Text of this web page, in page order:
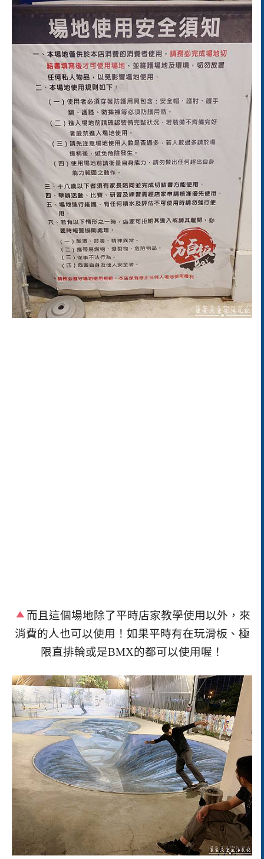
而且這個場地除了平時店家教學使用以外，來
消費的人也可以使用！如果平時有在玩滑板、極
限直排輪或是BMX的都可以使用喔！